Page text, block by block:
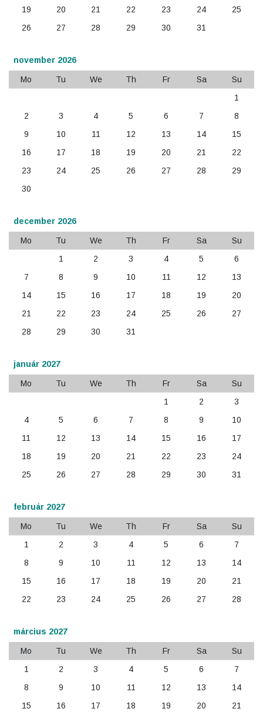
19
20 21 22 23 24
25
26
27 28 29 30 31
november 2026
Mo Tu We Th Fr Sa
Su
1
2
3 4 5 6 7
8
9
10 11 12 13 14
15
16
17 18 19 20 21
22
23
24 25 26 27 28
29
30
december 2026
Mo Tu We Th Fr Sa
Su
1
2 3 4 5
6
7
8 9 10 11 12
13
14
15 16 17 18 19
20
21
22 23 24 25 26
27
28
29 30 31
január 2027
Mo Tu We Th Fr Sa
Su
1
2
3
4
5 6 7 8 9
10
11
12 13 14 15 16
17
18
19 20 21 22 23
24
25
26 27 28 29 30 31
február 2027
Mo Tu We Th Fr Sa
Su
1
2 3 4 5 6
7
8
9 10 11 12 13
14
15
16 17 18 19 20
21
22
23 24 25 26 27 28
március 2027
Mo Tu We Th Fr Sa
Su
1
2 3 4 5 6
7
8
9 10 11 12 13
14
15
16 17 18 19 20 21